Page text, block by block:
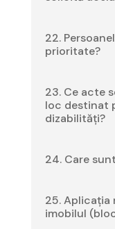
22.
prioritate?
23. Ce acte
loc destinat
dizabilități?
24. Care
25. Aplicația
imobilul